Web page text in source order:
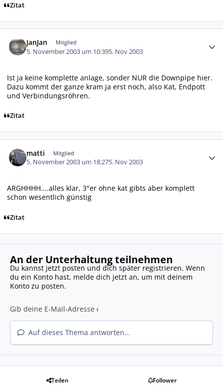
Zitat
JanJan Mitglied
5. November 2003 um 10:395. Nov 2003
Ist ja keine komplette anlage, sonder NUR die Downpipe hier.
Dazu kommt der ganze kram ja erst noch, also Kat, Endpott
und Verbindungsröhren.
Zitat
matti Mitglied
5. November 2003 um 18:275. Nov 2003
ARGHHHH....alles klar, 3"er ohne kat gibts aber komplett
schon wesentlich günstig
Zitat
An der Unterhaltung teilnehmen
Du kannst jetzt posten und dich später registrieren. Wenn
du ein Konto hast, melde dich jetzt an, um mit deinem
Konto zu posten.
Auf dieses Thema antworten...
Teilen Follower